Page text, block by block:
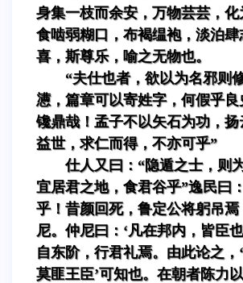
身集一枝而余安，万物芸芸，化
食啮弱糊口，布褐缊袍，淡泊
喜，斯尊乐，喻之无物也。
“夫仕也者，欲以为名邪则
懑，篇章可以寄姓字，何假乎
镵鼎哉！孟子不以矢石为功，
益世，求仁而得，不亦可乎”
仕人又曰：“隐遁之士，则
宜居君之地，食君谷乎”逸民曰
乎！昔颜回死，鲁定公将躬吊
尼。仲尼曰：‘凡在邦内，皆臣
自东阶，行君礼焉。由此论之，
莫匪王臣’可知也。在朝者陈力